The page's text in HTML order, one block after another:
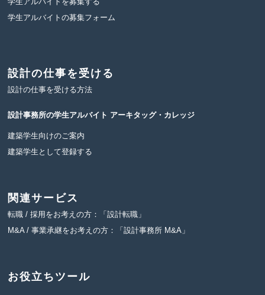
学生アルバイトの募集フォーム
設計の仕事を受ける
設計の仕事を受ける方法
設計事務所の学生アルバイト アーキタッグ・カレッジ
建築学生向けのご案内
建築学生として登録する
関連サービス
転職 / 採用をお考えの方：「設計転職」
M&A / 事業承継をお考えの方：「設計事務所 M&A」
お役立ちツール